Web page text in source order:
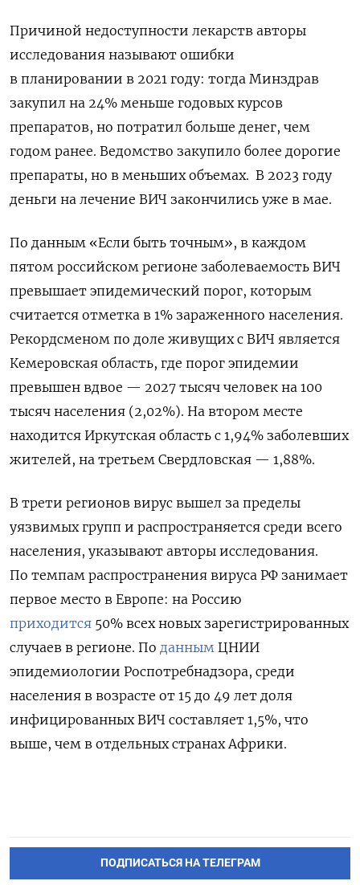
Причиной недоступности лекарств авторы
исследования называют ошибки
в планировании в 2021 году: тогда Минздрав
закупил на 24% меньше годовых курсов
препаратов, но потратил больше денег, чем
годом ранее. Ведомство закупило более дорогие
препараты, но в меньших объемах. В 2023 году
деньги на лечение ВИЧ закончились уже в мае.
По данным «Если быть точным», в каждом
пятом российском регионе заболеваемость ВИЧ
превышает эпидемический порог, которым
считается отметка в 1% зараженного населения.
Рекордсменом по доле живущих с ВИЧ является
Кемеровская область, где порог эпидемии
превышен вдвое — 2027 тысяч человек на 100
тысяч населения (2,02%). На втором месте
находится Иркутская область с 1,94% заболевших
жителей, на третьем Свердловская — 1,88%.
В трети регионов вирус вышел за пределы
уязвимых групп и распространяется среди всего
населения, указывают авторы исследования.
По темпам распространения вируса РФ занимает
первое место в Европе: на Россию
приходится 50% всех новых зарегистрированных
случаев в регионе. По данным ЦНИИ
эпидемиологии Роспотребнадзора, среди
населения в возрасте от 15 до 49 лет доля
инфицированных ВИЧ составляет 1,5%, что
выше, чем в отдельных странах Африки.
ПОДПИСАТЬСЯ НА ТЕЛЕГРАМ